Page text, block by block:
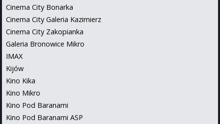
Cinema City Bonarka
Cinema City Galeria Kazimierz
Cinema City Zakopianka
Galeria Bronowice Mikro
IMAX
Kijów
Kino Kika
Kino Mikro
Kino Pod Baranami
Kino Pod Baranami ASP